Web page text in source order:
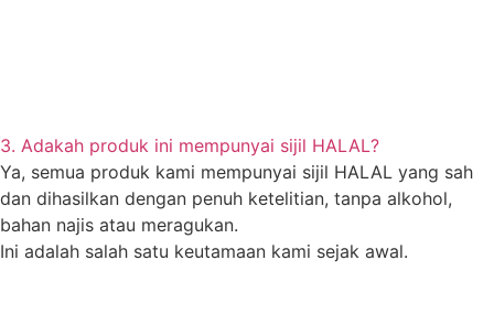
3. Adakah produk ini mempunyai sijil HALAL?
Ya, semua produk kami mempunyai sijil HALAL yang sah
dan dihasilkan dengan penuh ketelitian, tanpa alkohol,
bahan najis atau meragukan.
Ini adalah salah satu keutamaan kami sejak awal.